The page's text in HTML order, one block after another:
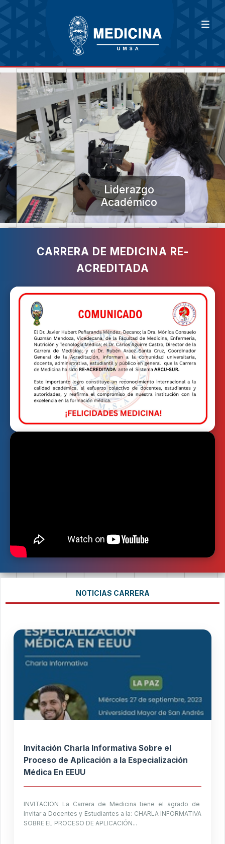
Liderazgo
Académico
CARRERA DE MEDICINA RE-
ACREDITADA
NOTICIAS CARRERA
Invitación Charla Informativa Sobre el
Proceso de Aplicación a la Especialización
Médica En EEUU
INVITACION La Carrera de Medicina tiene el agrado de
Invitar a Docentes y Estudiantes a la: CHARLA INFORMATIVA
SOBRE EL PROCESO DE APLICACIÓN...